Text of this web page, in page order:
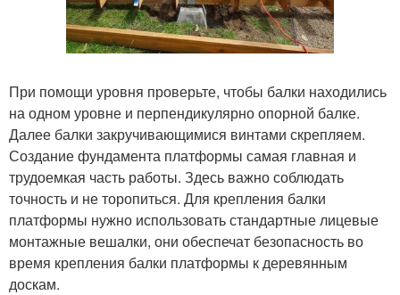
При помощи уровня проверьте, чтобы балки находились
на одном уровне и перпендикулярно опорной балке.
Далее балки закручивающимися винтами скрепляем.
Создание фундамента платформы самая главная и
трудоемкая часть работы. Здесь важно соблюдать
точность и не торопиться. Для крепления балки
платформы нужно использовать стандартные лицевые
монтажные вешалки, они обеспечат безопасность во
время крепления балки платформы к деревянным
доскам.